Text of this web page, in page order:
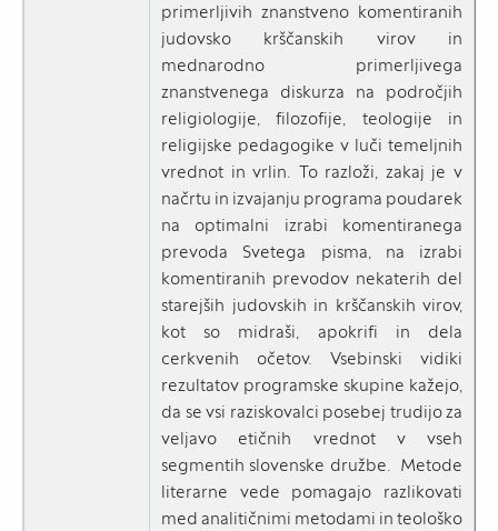
primerljivih znanstveno komentiranih
judovsko krščanskih virov in
mednarodno primerljivega
znanstvenega diskurza na področjih
religiologije, filozofije, teologije in
religijske pedagogike v luči temeljnih
vrednot in vrlin. To razloži, zakaj je v
načrtu in izvajanju programa poudarek
na optimalni izrabi komentiranega
prevoda Svetega pisma, na izrabi
komentiranih prevodov nekaterih del
starejših judovskih in krščanskih virov,
kot so midraši, apokrifi in dela
cerkvenih očetov. Vsebinski vidiki
rezultatov programske skupine kažejo,
da se vsi raziskovalci posebej trudijo za
veljavo etičnih vrednot v vseh
segmentih slovenske družbe. Metode
literarne vede pomagajo razlikovati
med analitičnimi metodami in teološko